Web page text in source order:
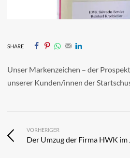
SHARE
Unser Markenzeichen – der
unserer Kunden/innen der
VORHERIGER
Der Umzug der Firma HWK im